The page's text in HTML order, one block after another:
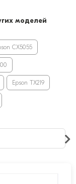
моделей
CX5055
Epson TX219